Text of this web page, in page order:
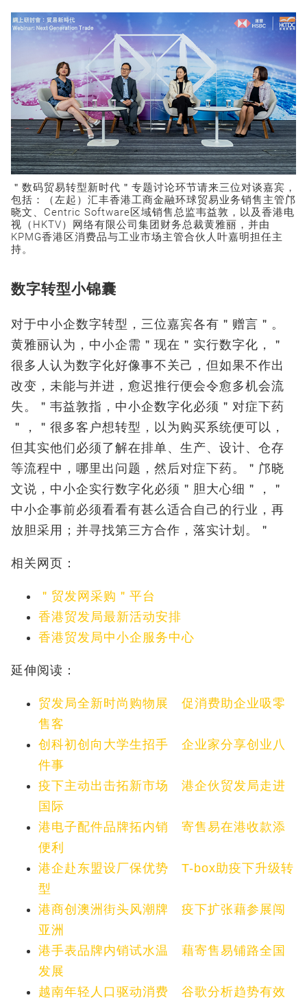
＂数码贸易转型新时代＂专题讨论环节请来三位对谈嘉宾，
包括：（左起）汇丰香港工商金融环球贸易业务销售主管邝
晓文、Centric Software区域销售总监韦益敦，以及香港电
视（HKTV）网络有限公司集团财务总裁黄雅丽，并由
KPMG香港区消费品与工业市场主管合伙人叶嘉明担任主
持。
数字转型小锦囊
对于中小企数字转型，三位嘉宾各有＂赠言＂。
黄雅丽认为，中小企需＂现在＂实行数字化，＂
很多人认为数字化好像事不关己，但如果不作出
改变，未能与并进，愈迟推行便会令愈多机会流
失。＂韦益敦指，中小企数字化必须＂对症下药
＂，＂很多客户想转型，以为购买系统便可以，
但其实他们必须了解在排单、生产、设计、仓存
等流程中，哪里出问题，然后对症下药。＂邝晓
文说，中小企实行数字化必须＂胆大心细＂，＂
中小企事前必须看看有甚么适合自己的行业，再
放胆采用；并寻找第三方合作，落实计划。＂
相关网页：
＂贸发网采购＂平台
香港贸发局最新活动安排
香港贸发局中小企服务中心
延伸阅读：
贸发局全新时尚购物展 促消费助企业吸零
售客
创科初创向大学生招手 企业家分享创业八
件事
疫下主动出击拓新市场 港企伙贸发局走进
国际
港电子配件品牌拓内销 寄售易在港收款添
便利
港企赴东盟设厂保优势 T-box助疫下升级转
型
港商创澳洲街头风潮牌 疫下扩张藉参展闯
亚洲
港手表品牌内销试水温 藉寄售易铺路全国
发展
越南年轻人口驱动消费 谷歌分析趋势有效